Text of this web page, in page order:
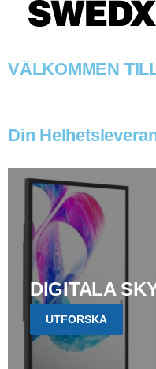
VÄLKOMMEN
Din
DIGITALA
UTFORSKA